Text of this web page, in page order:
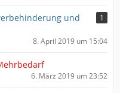
und
1
8. April 2019 um 15:04
6. März 2019 um 23:52